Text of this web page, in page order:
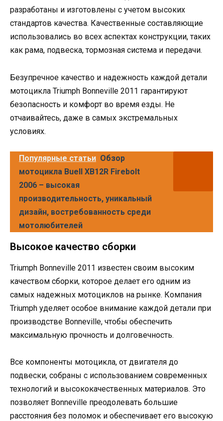
разработаны и изготовлены с учетом высоких
стандартов качества. Качественные составляющие
использовались во всех аспектах конструкции, таких
как рама, подвеска, тормозная система и передачи.
Безупречное качество и надежность каждой детали
мотоцикла Triumph Bonneville 2011 гарантируют
безопасность и комфорт во время езды. Не
отчаивайтесь, даже в самых экстремальных
условиях.
Популярные статьи Обзор
мотоцикла Buell XB12R Firebolt
2006 – высокая
производительность, уникальный
дизайн, востребованность среди
мотолюбителей
Высокое качество сборки
Triumph Bonneville 2011 известен своим высоким
качеством сборки, которое делает его одним из
самых надежных мотоциклов на рынке. Компания
Triumph уделяет особое внимание каждой детали при
производстве Bonneville, чтобы обеспечить
максимальную прочность и долговечность.
Все компоненты мотоцикла, от двигателя до
подвески, собраны с использованием современных
технологий и высококачественных материалов. Это
позволяет Bonneville преодолевать большие
расстояния без поломок и обеспечивает его высокую